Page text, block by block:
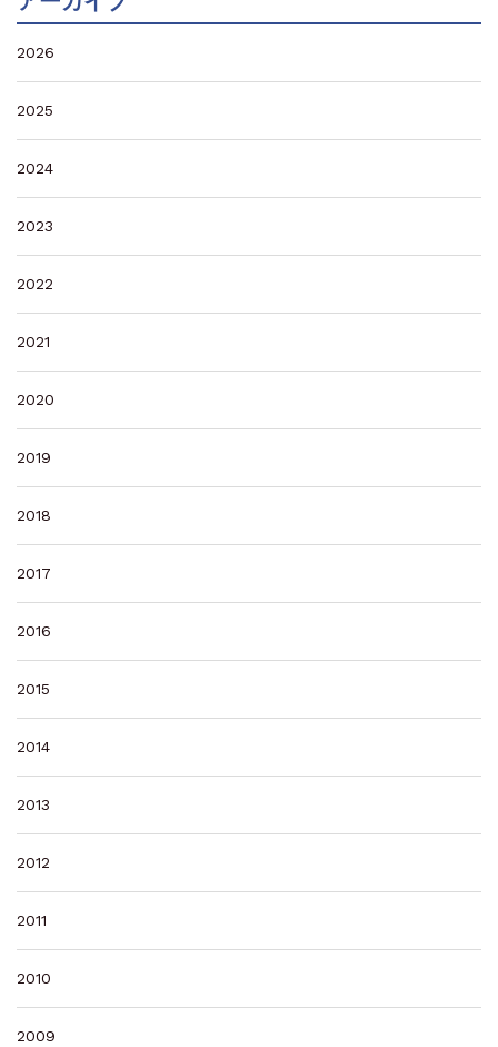
2026
2025
2024
2023
2022
2021
2020
2019
2018
2017
2016
2015
2014
2013
2012
2011
2010
2009